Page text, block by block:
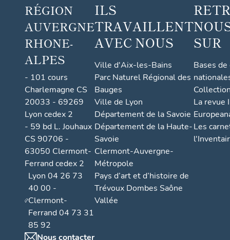
RÉGION
AUVERGNE
RHONE-
ALPES
- 101 cours
Charlemagne CS
20033 - 69269
Lyon cedex 2
- 59 bd L. Jouhaux
CS 90706 -
63050 Clermont-
Ferrand cedex 2
Lyon 04 26 73
40 00 -
Clermont-
Ferrand 04 73 31
85 92
Nous contacter
ILS
TRAVAILLENT
AVEC NOUS
Ville d'Aix-les-Bains
Parc Naturel Régional des
Bauges
Ville de Lyon
Département de la Savoie
Département de la Haute-
Savoie
Clermont-Auvergne-
Métropole
Pays d’art et d’histoire de
Trévoux Dombes Saône
Vallée
SUR
Bases
La revue
Les